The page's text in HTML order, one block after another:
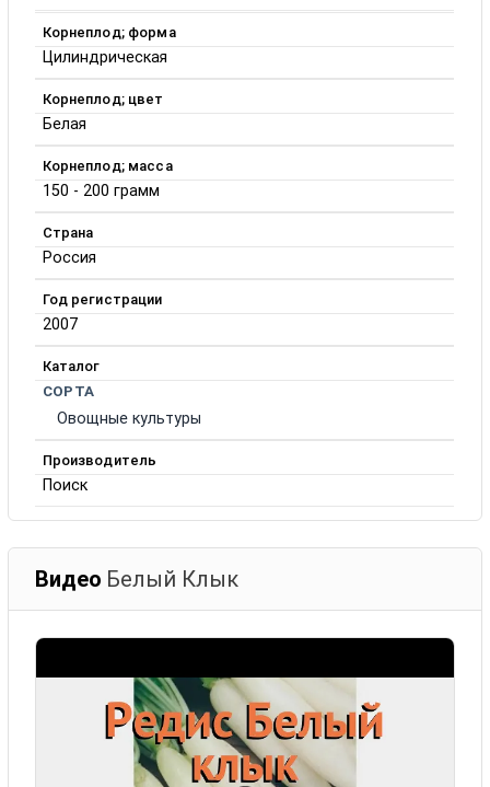
Корнеплод; форма
Цилиндрическая
Корнеплод; цвет
Белая
Корнеплод; масса
150 - 200 грамм
Страна
Россия
Год регистрации
2007
Каталог
СОРТА
Овощные культуры
Производитель
Поиск
Видео Белый Клык